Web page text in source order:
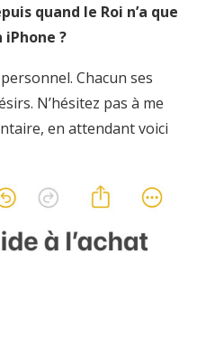
quand le Roi n’a que
?
Chacun ses
N’hésitez pas à me
en attendant voici